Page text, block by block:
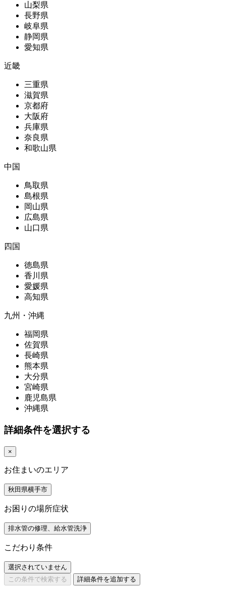
山梨県
長野県
岐阜県
静岡県
愛知県
近畿
三重県
滋賀県
京都府
大阪府
兵庫県
奈良県
和歌山県
中国
鳥取県
島根県
岡山県
広島県
山口県
四国
徳島県
香川県
愛媛県
高知県
九州・沖縄
福岡県
佐賀県
長崎県
熊本県
大分県
宮崎県
鹿児島県
沖縄県
詳細条件を選択する
×
お住まいのエリア
秋田県横手市
お困りの場所症状
排水管の修理、給水管洗浄
こだわり条件
選択されていません
この条件で検索する
詳細条件を追加する